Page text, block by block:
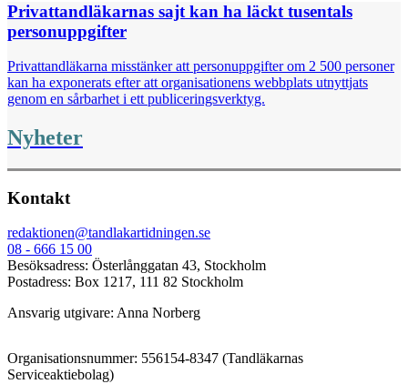
Privattandläkarnas sajt kan ha läckt tusentals
personuppgifter
Privattandläkarna misstänker att personuppgifter om 2 500 personer
kan ha exponerats efter att organisationens webbplats utnyttjats
genom en sårbarhet i ett publiceringsverktyg.
Nyheter
Kontakt
redaktionen@tandlakartidningen.se
08 - 666 15 00
Besöksadress: Österlånggatan 43, Stockholm
Postadress: Box 1217, 111 82 Stockholm
Ansvarig utgivare: Anna Norberg
Organisationsnummer: 556154-8347 (Tandläkarnas
Serviceaktiebolag)